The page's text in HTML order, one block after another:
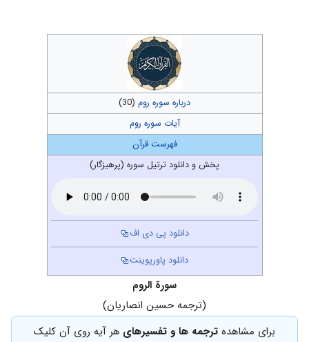
درباره سوره روم (30)
آیات سوره روم
فهرست قرآن
پخش و دانلود ترتیل سوره (پرهیزگار)
دانلود پی دی اف
دانلود پاورپوینت
سورة الروم
(ترجمه حسین انصاریان)
برای مشاهده ترجمه ها و تفسیرهای هر آیه روی آن کلیک